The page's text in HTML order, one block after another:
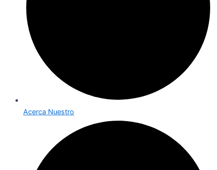
Acerca Nuestro